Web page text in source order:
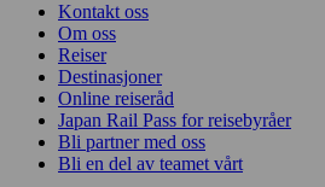
Kontakt oss
Om oss
Reiser
Destinasjoner
Online reiseråd
Japan Rail Pass for reisebyråer
Bli partner med oss
Bli en del av teamet vårt